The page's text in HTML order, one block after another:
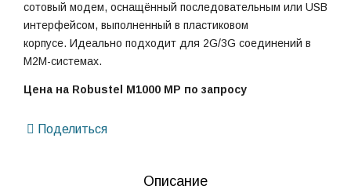
сотовый модем, оснащённый последовательным или USB
интерфейсом, выполненный в пластиковом
корпусе. Идеально подходит для 2G/3G соединений в
M2M-системах.
Цена на Robustel M1000 MP по запросу
Поделиться
Описание